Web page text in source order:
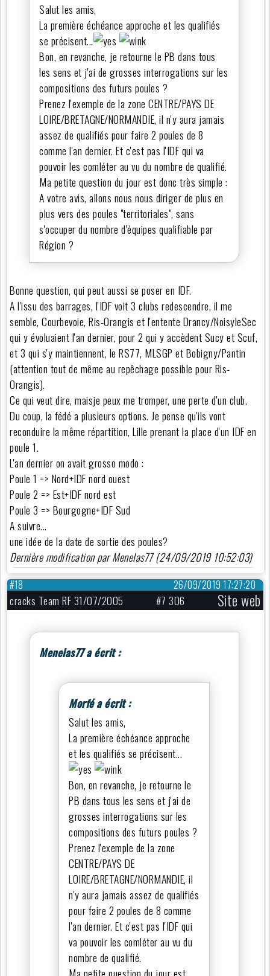
Salut les amis,
La première échéance approche et les qualifiés
se précisent...
Bon, en revanche, je retourne le PB dans tous
les sens et j'ai de grosses interrogations sur les
compositions des futurs poules ?
Prenez l'exemple de la zone CENTRE/PAYS DE
LOIRE/BRETAGNE/NORMANDIE, il n'y aura jamais
assez de qualifiés pour faire 2 poules de 8
comme l'an dernier. Et c'est pas l'IDF qui va
pouvoir les comléter au vu du nombre de qualifié.
Ma petite question du jour est donc très simple :
A votre avis, allons nous nous diriger de plus en
plus vers des poules "territoriales", sans
s'occuper du nombre d'équipes qualifiable par
Région ?
Bonne question, qui peut aussi se poser en IDF.
A l'issu des barrages, l'IDF voit 3 clubs redescendre, il me
semble, Courbevoie, Ris-Orangis et l'entente Drancy/NoisyleSec
qui y évoluaient l'an dernier, pour 2 qui y accèdent Sucy et Scuf,
et 3 qui s'y maintiennent, le RS77, MLSGP et Bobigny/Pantin
(attention tout de même au repêchage possible pour Ris-
Orangis).
Ce qui veut dire, maisje peux me tromper, une perte d'un club.
Du coup, la fédé a plusieurs options. Je pense qu'ils vont
reconduire la même répartition, Lille prenant la place d'un IDF en
poule 1.
L'an dernier on avait grosso modo :
Poule 1 => Nord+IDF nord ouest
Poule 2 => Est+IDF nord est
Poule 3 => Bourgogne+IDF Sud
A suivre...
une idée de la date de sortie des poules?
Dernière modification par Menelas77 (24/09/2019 10:52:03)
26/09/2019 17:27:20
#18
cracks Team RF 31/07/2005 #7 306 Site web
Menelas77 a écrit :
Morfé a écrit :
Salut les amis,
La première échéance approche
et les qualifiés se précisent...
Bon, en revanche, je retourne le
PB dans tous les sens et j'ai de
grosses interrogations sur les
compositions des futurs poules ?
Prenez l'exemple de la zone
CENTRE/PAYS DE
LOIRE/BRETAGNE/NORMANDIE, il
n'y aura jamais assez de qualifiés
pour faire 2 poules de 8 comme
l'an dernier. Et c'est pas l'IDF qui
va pouvoir les comléter au vu du
nombre de qualifié.